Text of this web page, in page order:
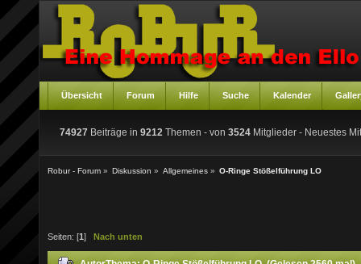
Übersicht Forum Hilfe Suche Kalender
74927 Beiträge in 9212 Themen - von 3524 Mitglieder - Neuestes
Robur - Forum » Diskussion » Allgemeines » O-Ringe Stößelführung LO
Seiten: [1 ] Nach unten